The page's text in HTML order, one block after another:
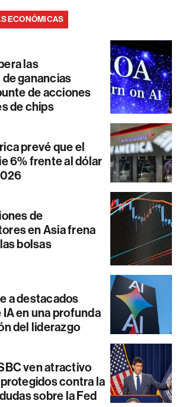
ECONÓMICAS
las
ganancias
de acciones
de chips
prevé que el
6% frente al dólar
de
en Asia frena
bolsas
a destacados
en una profunda
del liderazgo
ven atractivo
contra la
sobre la Fed